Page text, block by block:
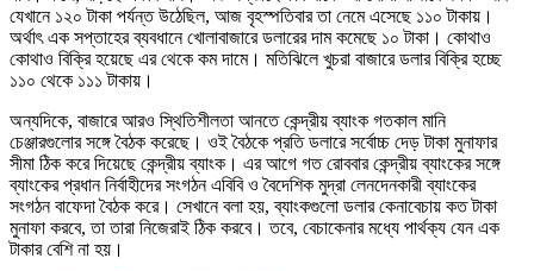
যেখানে ১২০ টাকা পর্যন্ত উঠেছিল, আজ বৃহস্পতিবার তা নেমে এসেছে ১১০ টাকায়।
অর্থাৎ এক সপ্তাহের ব্যবধানে খোলাবাজারে ডলারের দাম কমেছে ১০ টাকা। কোথাও
কোথাও বিক্রি হয়েছে এর থেকে কম দামে। মতিঝিলে খুচরা বাজারে ডলার বিক্রি হচ্ছে
১১০ থেকে ১১১ টাকায়।
অন্যদিকে, বাজারে আরও স্থিতিশীলতা আনতে কেন্দ্রীয় ব্যাংক গতকাল মানি
চেঞ্জারগুলোর সঙ্গে বৈঠক করেছে। ওই বৈঠকে প্রতি ডলারে সর্বোচ্চ দেড় টাকা মুনাফার
সীমা ঠিক করে দিয়েছে কেন্দ্রীয় ব্যাংক। এর আগে গত রোববার কেন্দ্রীয় ব্যাংকের সঙ্গে
ব্যাংকের প্রধান নির্বাহীদের সংগঠন এবিবি ও বৈদেশিক মুদ্রা লেনদেনকারী ব্যাংকের
সংগঠন বাফেদা বৈঠক করে। সেখানে বলা হয়, ব্যাংকগুলো ডলার কেনাবেচায় কত টাকা
মুনাফা করবে, তা তারা নিজেরাই ঠিক করবে। তবে, বেচাকেনার মধ্যে পার্থক্য যেন এক
টাকার বেশি না হয়।